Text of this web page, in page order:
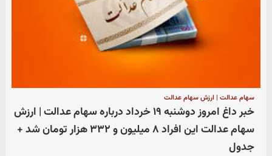
سهام عدالت | ارزش سهام عدالت
خبر داغ امروز دوشنبه ۱۹ خرداد درباره سهام عدالت | ارزش
سهام عدالت این افراد ۸ میلیون و ۳۳۲ هزار تومان شد +
جدول